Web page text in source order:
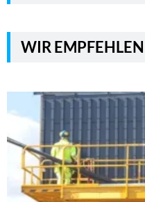
WIR EMPFEHLEN